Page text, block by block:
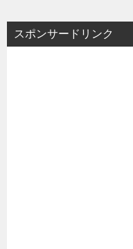
スポンサードリンク